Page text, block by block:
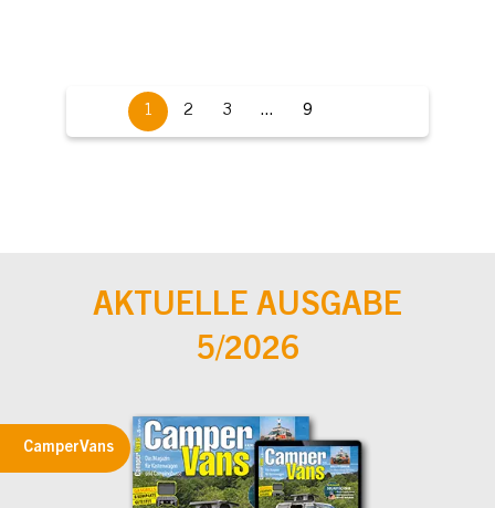
1 2 3 ... 9
AKTUELLE AUSGABE
5/2026
CamperVans